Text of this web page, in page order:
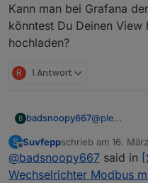
Kann man bei Grafana
könntest Du Deinen
hochladen?
R 1 Antwort
B badsnoopy667@ple
App
Das sind
Mein
kann ich
Bei mir gibt
S
Offline
Suvfeppschrieb am 16.
zuletzt editiert von
@badsnoopy667 said in
Wechselrichter Modbus